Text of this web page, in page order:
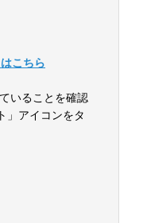
こちら
いることを確認
」アイコンをタ